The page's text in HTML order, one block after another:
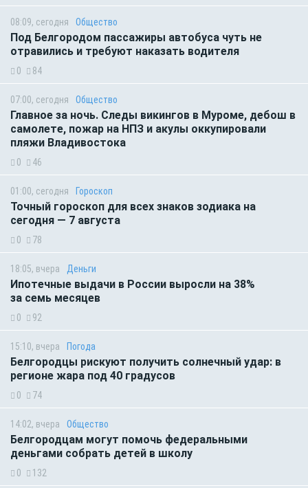
08:09, сегодня Общество
Под Белгородом пассажиры автобуса чуть не
отравились и требуют наказать водителя
0 84
07:00, сегодня Общество
Главное за ночь. Следы викингов в Муроме, дебош в
самолете, пожар на НПЗ и акулы оккупировали
пляжи Владивостока
0 46
01:00, сегодня Гороскоп
Точный гороскоп для всех знаков зодиака на
сегодня — 7 августа
0 78
18:05, вчера Деньги
Ипотечные выдачи в России выросли на 38%
за семь месяцев
0 92
15:10, вчера Погода
Белгородцы рискуют получить солнечный удар: в
регионе жара под 40 градусов
0 74
14:02, вчера Общество
Белгородцам могут помочь федеральными
деньгами собрать детей в школу
0 132